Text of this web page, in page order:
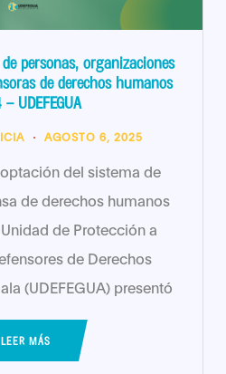
personas, organizaciones
de derechos humanos
UDEFEGUA
AGOSTO 6, 2025
del sistema de
de derechos humanos
de Protección a
de Derechos
(UDEFEGUA) presentó
LEER MÁS